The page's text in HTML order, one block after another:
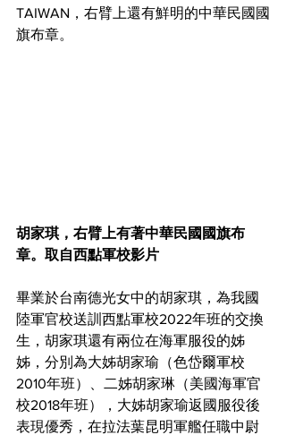
TAIWAN，右臂上還有鮮明的中華民國國
旗布章。
胡家琪，右臂上有著中華民國國旗布
章。取自西點軍校影片
畢業於台南德光女中的胡家琪，為我國
陸軍官校送訓西點軍校2022年班的交換
生，胡家琪還有兩位在海軍服役的姊
姊，分別為大姊胡家瑜（色岱爾軍校
2010年班）、二姊胡家琳（美國海軍官
校2018年班），大姊胡家瑜返國服役後
表現優秀，在拉法葉昆明軍艦任職中尉